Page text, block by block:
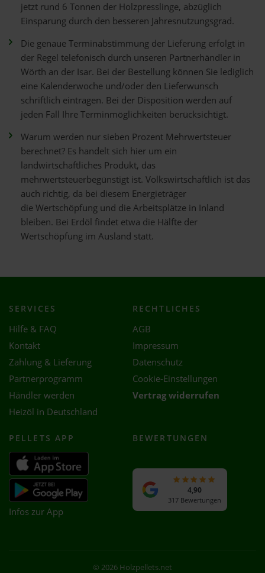
jetzt rund 6 Tonnen der Holzpresslinge, abzüglich
Einsparung durch den besseren Jahresnutzungsgrad.
Die genaue Terminabstimmung der Lieferung erfolgt in
der Regel telefonisch durch unseren Partnerhändler in
Wörth an der Isar. Bei der Bestellung können Sie lediglich
eine Kalenderwoche und/oder den Lieferwunsch
schriftlich eintragen. Bei der Disposition werden auf
jeden Fall Ihre Terminmöglichkeiten berücksichtigt.
Warum werden nur sieben Prozent Mehrwertsteuer
berechnet? Es handelt sich hier um ein
landwirtschaftliches Produkt, das
mehrwertsteuerbegünstigt ist. Volkswirtschaftlich ist das
auch richtig, da bei diesem Energieträger
die Wertschöpfung und die Arbeitsplätze in Inland
bleiben. Bei Erdöl findet etwa die Hälfte der
Wertschöpfung im Ausland statt.
SERVICES
Hilfe & FAQ
Kontakt
Zahlung & Lieferung
Partnerprogramm
Händler werden
Heizöl in Deutschland
RECHTLICHES
AGB
Impressum
Datenschutz
Cookie-Einstellungen
Vertrag widerrufen
PELLETS APP
Infos zur App
BEWERTUNGEN
4,90
317 Bewertungen
© 2026 Holzpellets.net